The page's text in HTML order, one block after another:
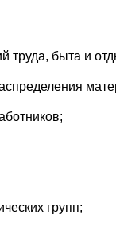
труда, быта и
групп;